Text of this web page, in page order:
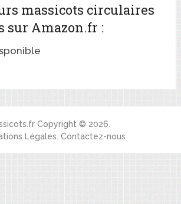
massicots circulaires
sur Amazon.fr :
Copyright © 2026.
Légales Contactez-nous